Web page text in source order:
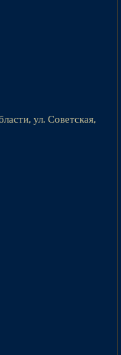
ул. Советская,